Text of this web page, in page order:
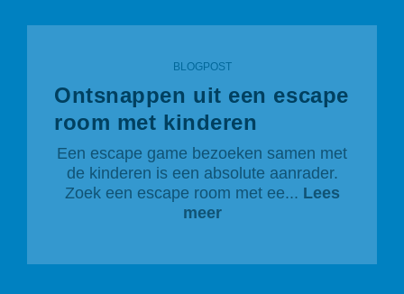
BLOGPOST
Ontsnappen uit een escape
room met kinderen
Een escape game bezoeken samen met
de kinderen is een absolute aanrader.
Zoek een escape room met ee... Lees
meer